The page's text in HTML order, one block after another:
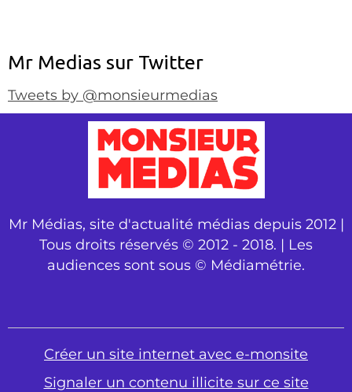
Mr Medias sur Twitter
Tweets by @monsieurmedias
Mr Médias, site d'actualité médias depuis 2012 |
Tous droits réservés © 2012 - 2018. | Les
audiences sont sous © Médiamétrie.
Créer un site internet avec e-monsite
Signaler un contenu illicite sur ce site